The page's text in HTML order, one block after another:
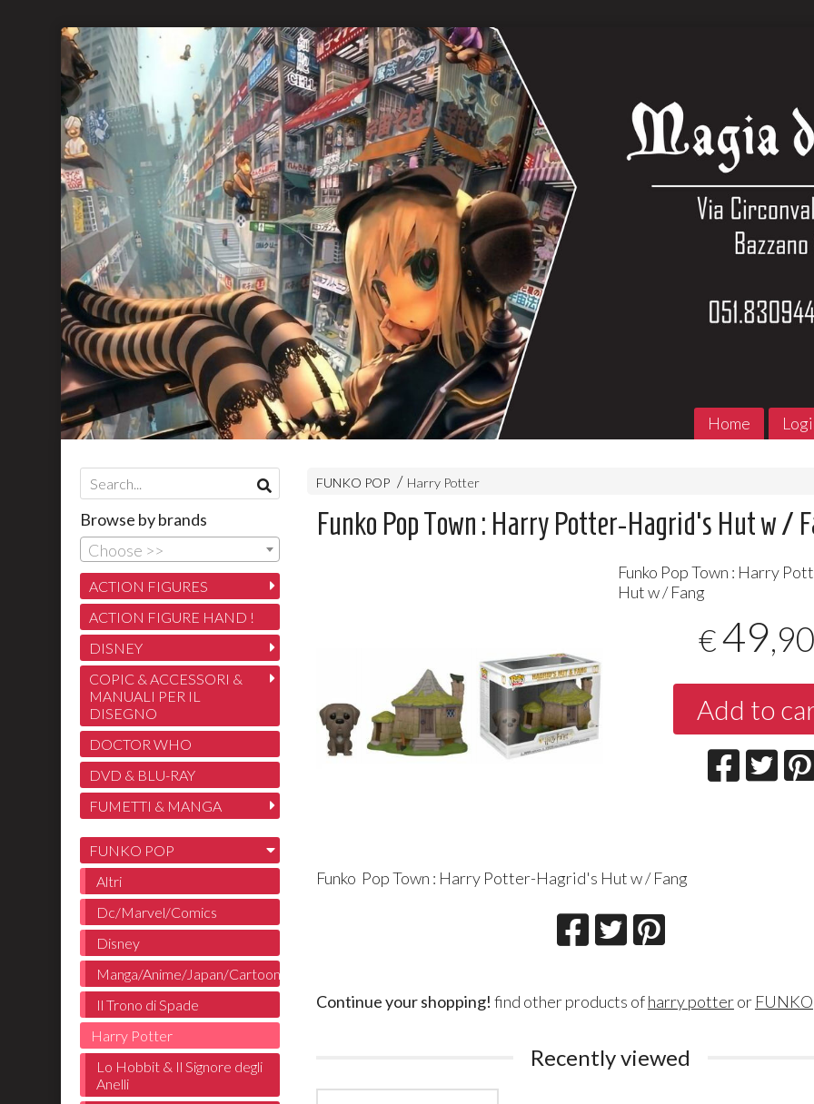
Home
FUNKO POP Harry Potter
Funko Pop Town : Harry Potter-Hagrid's Hut w /
Funko Pop Town : Harry
Hut w / Fang
€49,90
Add to
Funko Pop Town : Harry Potter-Hagrid's Hut w / Fang
Continue your shopping! find other products ofharry potteror FUNKO
Recently viewed
Browse by brands
Choose >>
ACTION FIGURES
ACTION FIGURE HAND !
DISNEY
COPIC & ACCESSORI &
MANUALI PER IL
DISEGNO
DOCTOR WHO
DVD & BLU-RAY
FUMETTI & MANGA
FUNKO POP
Altri
Dc/Marvel/Comics
Disney
Manga/Anime/Japan/Cartoon
Il Trono di Spade
Harry Potter
Lo Hobbit & Il Signore degli
Anelli
MADE in ABYSS 1- 11 Jpop
€ 7,90
Jpop
€ 5,90
Lillith Fau